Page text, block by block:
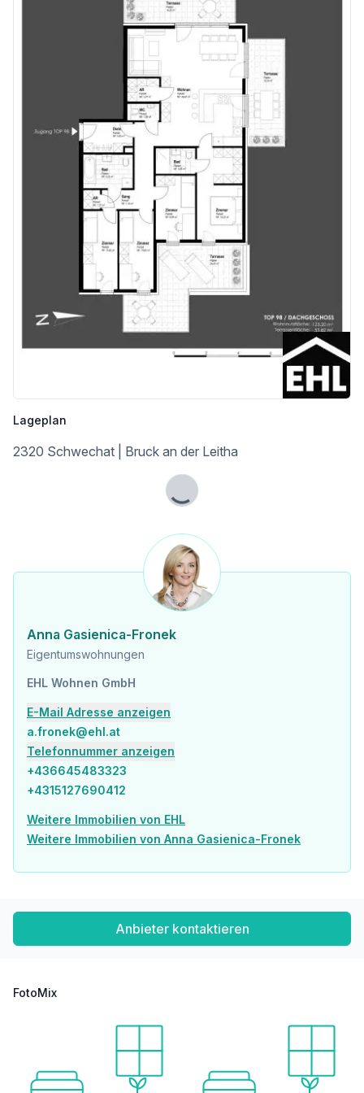
Höhere Schule <7.750m
Bäckerei <250m
Einkaufszentrum <500m
Geldautomat <250m
Polizei <250m
U-Bahn <5.250m
Straßenbahn <1.500m
Lageplan
2320 Schwechat | Bruck an der Leitha
Lade...
Anna Gasienica-Fronek
Eigentumswohnungen
EHL Wohnen GmbH
E-Mail Adresse anzeigen
a.fronek@ehl.at
Telefonnummer anzeigen
+436645483323
+4315127690412
Weitere Immobilien von EHL
Weitere Immobilien von Anna Gasienica-Fronek
Anbieter kontaktieren
FotoMix